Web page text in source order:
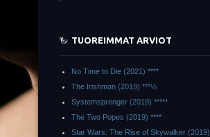
TUOREIMMAT ARVIOT
No Time to Die (2021) ****
The Irishman (2019) ***½
Systemsprenger (2019) *****
The Two Popes (2019) ****
Star Wars: The Rise of Skywalker (2019)